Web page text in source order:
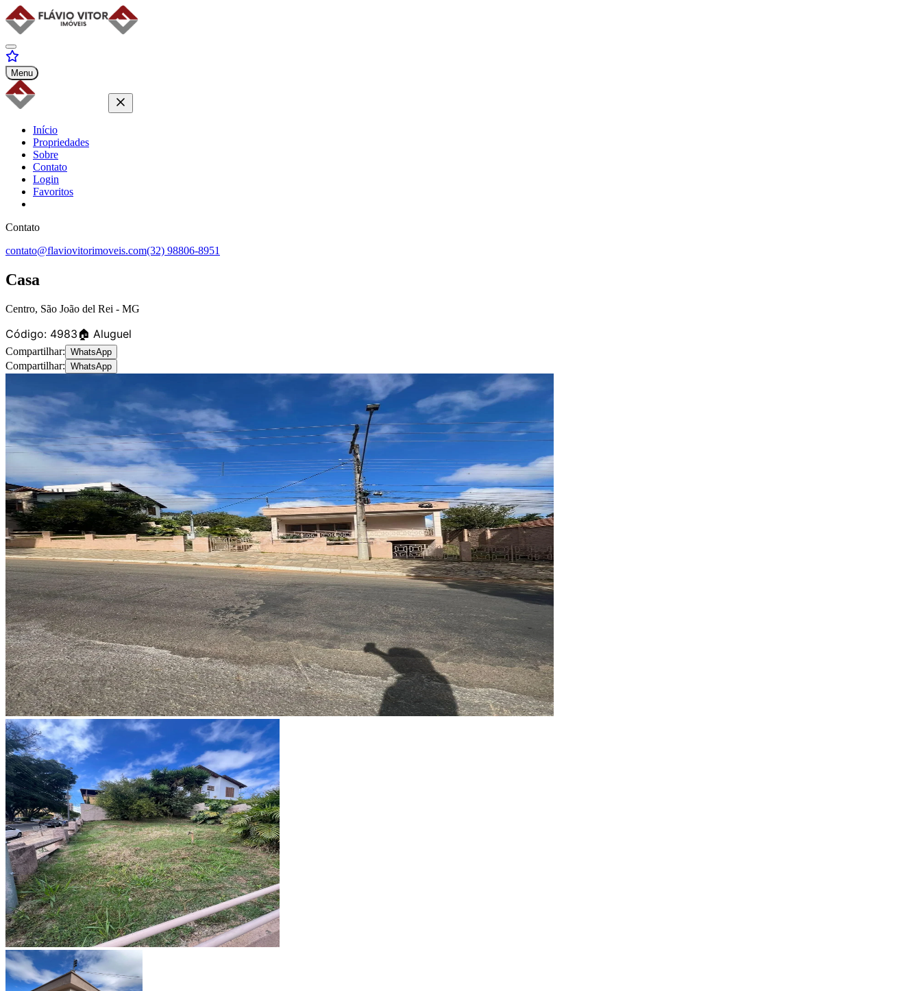
Menu
Início
Propriedades
Sobre
Contato
Login
Favoritos
Contato
contato@flaviovitorimoveis.com(32) 98806-8951
Casa
Centro, São João del Rei - MG
Código: 4983🏠 Aluguel
Compartilhar: WhatsApp
Compartilhar: WhatsApp